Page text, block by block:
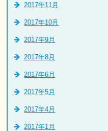
2017年11月
2017年10月
2017年9月
2017年8月
2017年6月
2017年5月
2017年4月
2017年1月